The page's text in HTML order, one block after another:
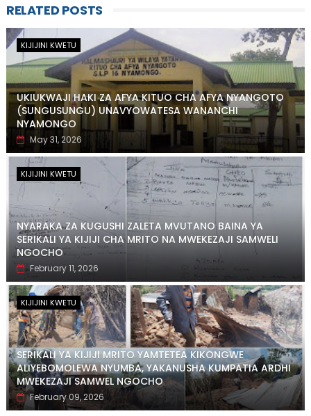
RELATED POSTS
KIJIJINI KWETU
UKIUKWAJI HAKI ZA AFYA KITUO CHA AFYA NYANGOTO
(SUNGUSUNGU) UNAVYOWATESA WANANCHI
NYAMONGO
May 31, 2026
KIJIJINI KWETU
NYARAKA ZA KUGUSHI ZALETA MVUTANO BAINA YA
SERIKALI YA KIJIJI CHA MRITO NA MWEKEZAJI SAMWELI
NGOCHO
February 11, 2026
KIJIJINI KWETU
SERIKALI YA KIJIJI MRITO YAMTETEA KIKONGWE
ALIYEBOMOLEWA NYUMBA, YAKANUSHA KUMPATIA ARDHI
MWEKEZAJI SAMWEL NGOCHO
February 09, 2026